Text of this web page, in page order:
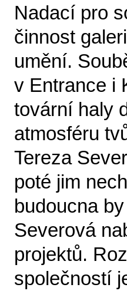
Nadací pro
činnost
umění.
v Entrance i
tovární haly
atmosféru
Tereza
poté jim
budoucna
Severová
projektů.
společností